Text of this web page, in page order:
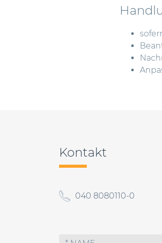
Kontakt
040 8080110-0